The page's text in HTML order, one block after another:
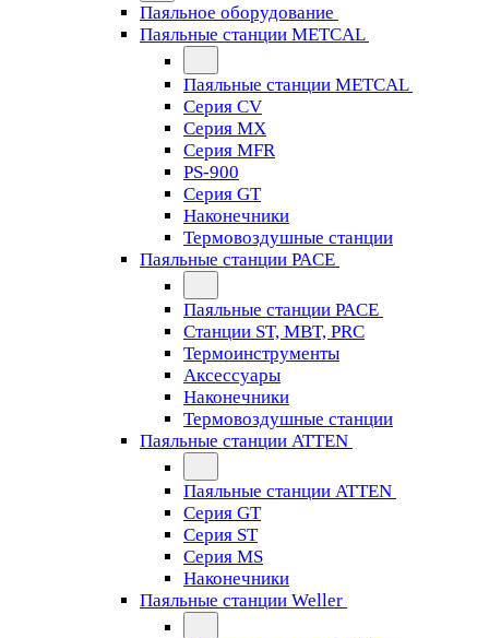
Паяльное оборудование
Паяльные станции METCAL
Паяльные станции METCAL
Серия CV
Серия MX
Серия MFR
PS-900
Серия GT
Наконечники
Термовоздушные станции
Паяльные станции PACE
Паяльные станции PACE
Станции ST, MBT, PRC
Термоинструменты
Аксессуары
Наконечники
Термовоздушные станции
Паяльные станции ATTEN
Паяльные станции ATTEN
Серия GT
Серия ST
Серия MS
Наконечники
Паяльные станции Weller